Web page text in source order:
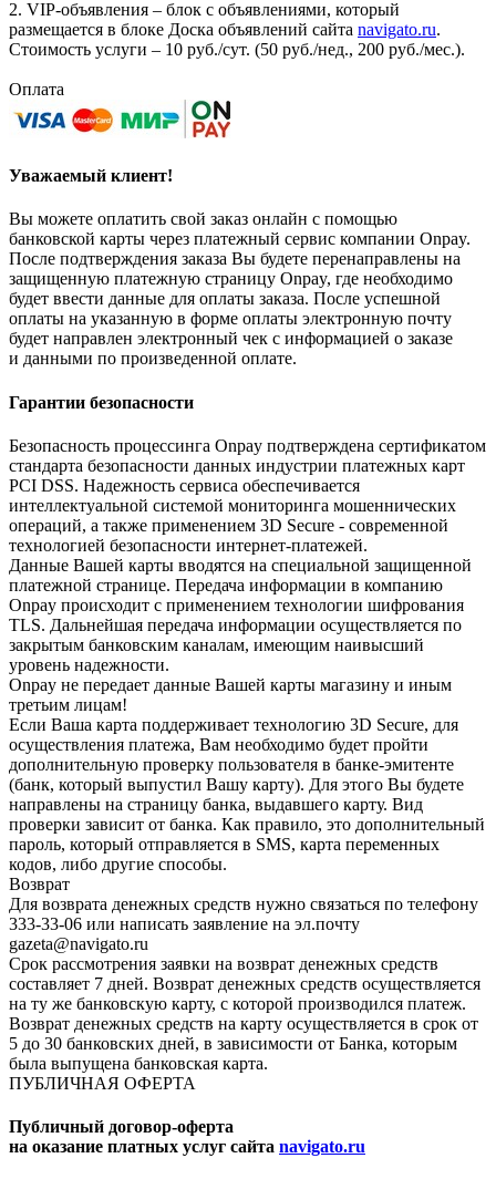
2. VIP-объявления – блок с объявлениями, который
размещается в блоке Доска объявлений сайта navigato.ru.
Стоимость услуги – 10 руб./сут. (50 руб./нед., 200 руб./мес.).
Оплата
Уважаемый клиент!
Вы можете оплатить свой заказ онлайн с помощью
банковской карты через платежный сервис компании Onpay.
После подтверждения заказа Вы будете перенаправлены на
защищенную платежную страницу Onpay, где необходимо
будет ввести данные для оплаты заказа. После успешной
оплаты на указанную в форме оплаты электронную почту
будет направлен электронный чек с информацией о заказе
и данными по произведенной оплате.
Гарантии безопасности
Безопасность процессинга Onpay подтверждена сертификатом
стандарта безопасности данных индустрии платежных карт
PCI DSS. Надежность сервиса обеспечивается
интеллектуальной системой мониторинга мошеннических
операций, а также применением 3D Secure - современной
технологией безопасности интернет-платежей.
Данные Вашей карты вводятся на специальной защищенной
платежной странице. Передача информации в компанию
Onpay происходит с применением технологии шифрования
TLS. Дальнейшая передача информации осуществляется по
закрытым банковским каналам, имеющим наивысший
уровень надежности.
Onpay не передает данные Вашей карты магазину и иным
третьим лицам!
Если Ваша карта поддерживает технологию 3D Secure, для
осуществления платежа, Вам необходимо будет пройти
дополнительную проверку пользователя в банке-эмитенте
(банк, который выпустил Вашу карту). Для этого Вы будете
направлены на страницу банка, выдавшего карту. Вид
проверки зависит от банка. Как правило, это дополнительный
пароль, который отправляется в SMS, карта переменных
кодов, либо другие способы.
Возврат
Для возврата денежных средств нужно связаться по телефону
333-33-06 или написать заявление на эл.почту
gazeta@navigato.ru
Срок рассмотрения заявки на возврат денежных средств
составляет 7 дней. Возврат денежных средств осуществляется
на ту же банковскую карту, с которой производился платеж.
Возврат денежных средств на карту осуществляется в срок от
5 до 30 банковских дней, в зависимости от Банка, которым
была выпущена банковская карта.
ПУБЛИЧНАЯ ОФЕРТА
Публичный договор-оферта
на оказание платных услуг сайта navigato.ru